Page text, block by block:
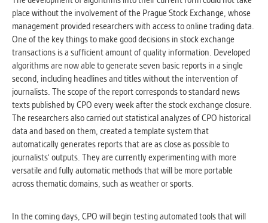
s analýzou uživatelského chování
pomáhají.
OSTATNÍ
Cookies, které aplikace nedokáže zařadit.
Naším cílem je, aby tato kategorie
zůstala prázdná a všechny cookies byly
přiřazeny do některé z kategorií
uvedených výše.
place without the involvement of the Prague Stock Exchange, whose
management provided researchers with access to online trading data.
One of the key things to make good decisions in stock exchange
transactions is a sufficient amount of quality information. Developed
algorithms are now able to generate seven basic reports in a single
second, including headlines and titles without the intervention of
journalists. The scope of the report corresponds to standard news
texts published by CPO every week after the stock exchange closure.
The researchers also carried out statistical analyzes of CPO historical
data and based on them, created a template system that
automatically generates reports that are as close as possible to
journalists' outputs. They are currently experimenting with more
versatile and fully automatic methods that will be more portable
across thematic domains, such as weather or sports.
In the coming days, CPO will begin testing automated tools that will